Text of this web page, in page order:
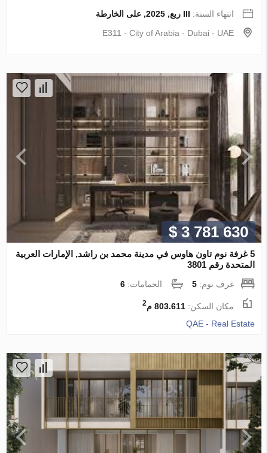
انتهاء السنة: III ربع, 2025, على الخارطة
E311 - City of Arabia - Dubai - UAE
$ 3 781 630
5 غرفة نوم تاون هاوس في مدينة محمد بن راشد, الإمارات العربية
المتحدة رقم 3801
غرف نوم:5 الحمامات:6
مكان السكن:803.611 م 2
QAE - Real Estate